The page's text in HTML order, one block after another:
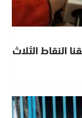
النقاط الثلاث